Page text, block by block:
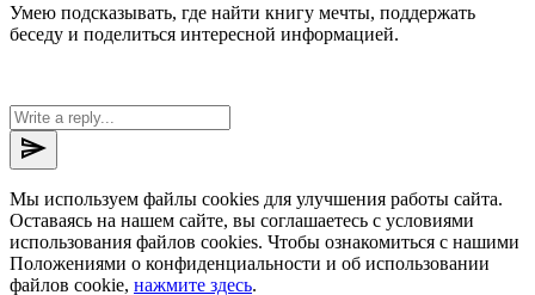
Умею подсказывать, где найти книгу мечты, поддержать
беседу и поделиться интересной информацией.
send
Мы используем файлы cookies для улучшения работы сайта.
Оставаясь на нашем сайте, вы соглашаетесь с условиями
использования файлов cookies. Чтобы ознакомиться с нашими
Положениями о конфиденциальности и об использовании
файлов cookie, нажмите здесь.